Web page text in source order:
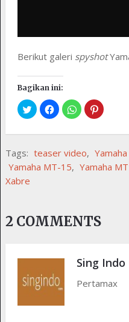
Berikut galeri spyshot
Bagikan ini:
Tags: teaser video,
Yamaha MT-15, Yamaha
Xabre
2 COMMENTS
Sing Indo
Pertamax